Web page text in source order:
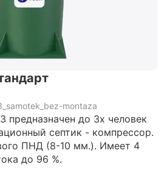
montaza
предназначен до 3х человек
септик - компрессор.
ПНД (8-10 мм.). Имеет 4
до 96 %.